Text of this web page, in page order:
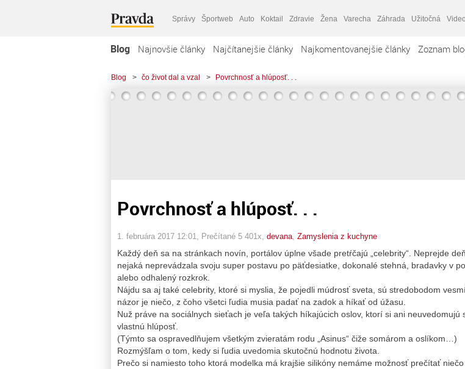
Správy Športweb Auto Koktail Zdravie Žena Varecha Záhrada Užitočná Video
Blog Najnovšie články Najčítanejšie články Najkomentovanejšie články Zoznam
Blog > čo život dal a vzal > Povrchnosť a hlúposť. . .
Povrchnosť a hlúposť. . .
1. februára 2017 12:01 , Prečítané 5 401x, devana Zamyslenia z kuchyne
Každý deň sa na stránkach novín, portálov úplne všade pretŕčajú „celebrity“. Neprejde
nejaká neprevádzala svoju super postavu po päťdesiatke, dokonalé stehná, bradavky v
alebo odhalený rozkrok.
Nájdu sa aj také celebrity, ktoré si myslia, že pojedli múdrosť sveta, sú stredobodom
názor je niečo, z čoho všetci ľudia musia padať na zadok a híkať od úžasu.
Nuž práve na sociálnych sieťach je veľa takých híkajúcich oslov, ktorí si ani neuvedomujú
vlastnú hlúposť.
(Týmto sa ospravedlňujem všetkým zvieratám rodu „Asinus“ čiže somárom a oslíkom…)
Rozmýšľam o tom, kedy si ľudia uvedomia skutočnú hodnotu života.
Prečo si namiesto toho ktorá modelka má krajšie silikóny nemáme možnosť prečítať